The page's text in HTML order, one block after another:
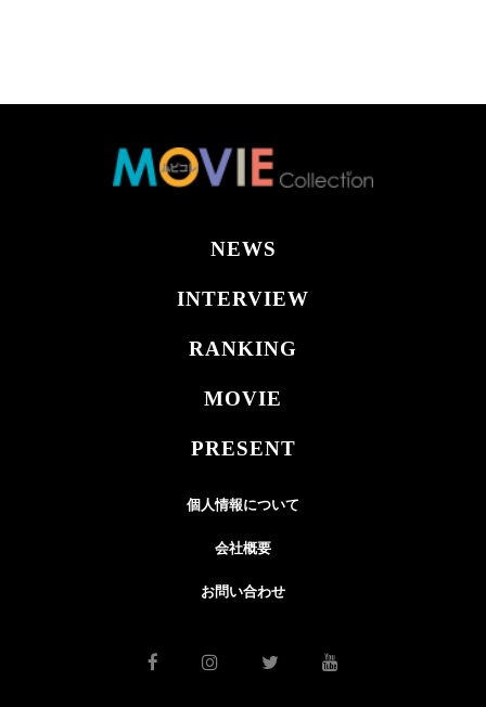
NEWS
INTERVIEW
RANKING
MOVIE
PRESENT
個人情報について
会社概要
お問い合わせ